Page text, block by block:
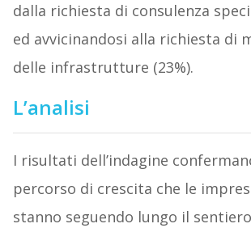
dalla richiesta di consulenza
ed avvicinandosi alla richiesta di
delle infrastrutture (23%).
L’analisi
I risultati dell’indagine
percorso di crescita che le
stanno seguendo lungo il